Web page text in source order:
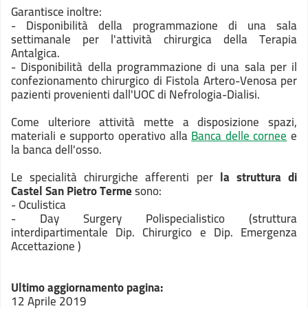
Garantisce inoltre:
- Disponibilità della programmazione di una sala
settimanale per l'attività chirurgica della Terapia
Antalgica.
- Disponibilità della programmazione di una sala per il
confezionamento chirurgico di Fistola Artero-Venosa per
pazienti provenienti dall'UOC di Nefrologia-Dialisi.
Come ulteriore attività mette a disposizione spazi,
materiali e supporto operativo allaBanca delle corneee
la banca dell'osso.
Le specialità chirurgiche afferenti per la struttura di
Castel San Pietro Termesono:
- Oculistica
- Day Surgery Polispecialistico (struttura
interdipartimentale Dip. Chirurgico e Dip. Emergenza
Accettazione )
Ultimo aggiornamento pagina:
12 Aprile 2019